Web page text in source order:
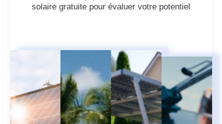
solaire gratuite pour évaluer votre potentiel